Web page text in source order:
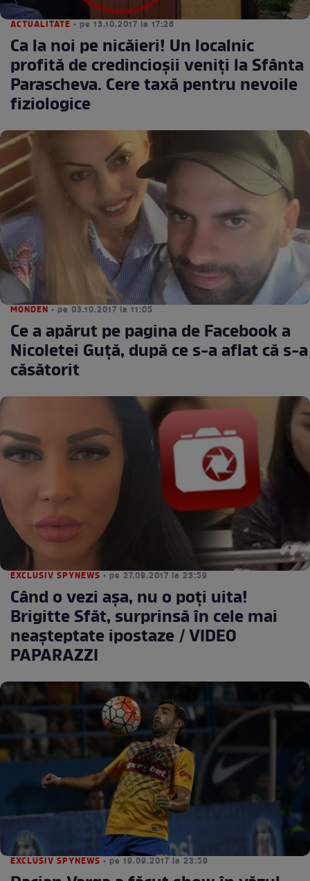
ACTUALITATE • pe 13.10.2017 la 17:26
Ca la noi pe nicăieri! Un localnic
profită de credincioșii veniți la Sfânta
Parascheva. Cere taxă pentru nevoile
fiziologice
MONDEN • pe 03.10.2017 la 11:05
Ce a apărut pe pagina de Facebook a
Nicoletei Guţă, după ce s-a aflat că s-a
căsătorit
EXCLUSIV SPYNEWS • pe 27.09.2017 la 23:59
Când o vezi aşa, nu o poţi uita!
Brigitte Sfăt, surprinsă în cele mai
neaşteptate ipostaze / VIDEO
PAPARAZZI
EXCLUSIV SPYNEWS • pe 19.09.2017 la 23:59